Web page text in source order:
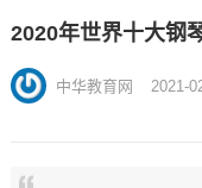
2020年世界十大钢
中华教育网 2021-